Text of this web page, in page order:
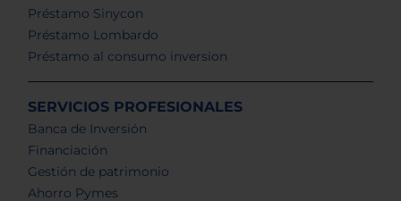
Préstamo Sinycon
Préstamo Lombardo
Préstamo al consumo inversion
SERVICIOS PROFESIONALES
Banca de Inversión
Financiación
Gestión de patrimonio
Ahorro Pymes